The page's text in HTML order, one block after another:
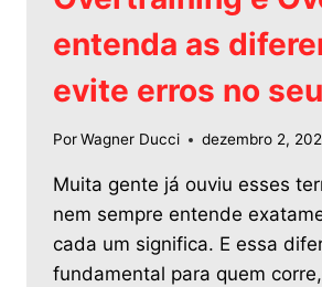
entenda as
evite erros no
PorWagner Ducci dezembro 2,
Muita gente já ouviu esses
nem sempre entende
cada um significa. E essa
fundamental para quem